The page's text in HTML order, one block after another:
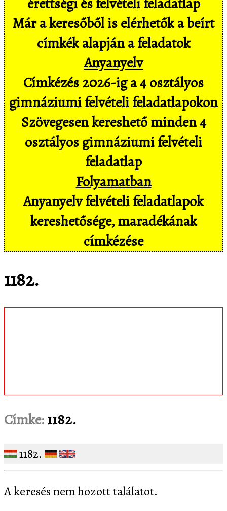
Már a keresőből is elérhetők a beírt
címkék alapján a feladatok
Anyanyelv
Címkézés 2026-ig a 4 osztályos
gimnáziumi felvételi feladatlapokon
Szövegesen kereshető minden 4
osztályos gimnáziumi felvételi
feladatlap
Folyamatban
Anyanyelv felvételi feladatlapok
kereshetősége, maradékának
címkézése
1182.
Címke:1182.
1182.
A keresés nem hozott találatot.